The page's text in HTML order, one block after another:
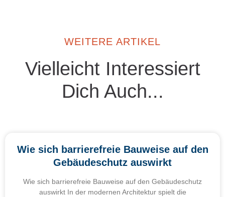
WEITERE ARTIKEL
Vielleicht Interessiert
Dich Auch...
Wie sich barrierefreie Bauweise auf den
Gebäudeschutz auswirkt
Wie sich barrierefreie Bauweise auf den Gebäudeschutz
auswirkt In der modernen Architektur spielt die